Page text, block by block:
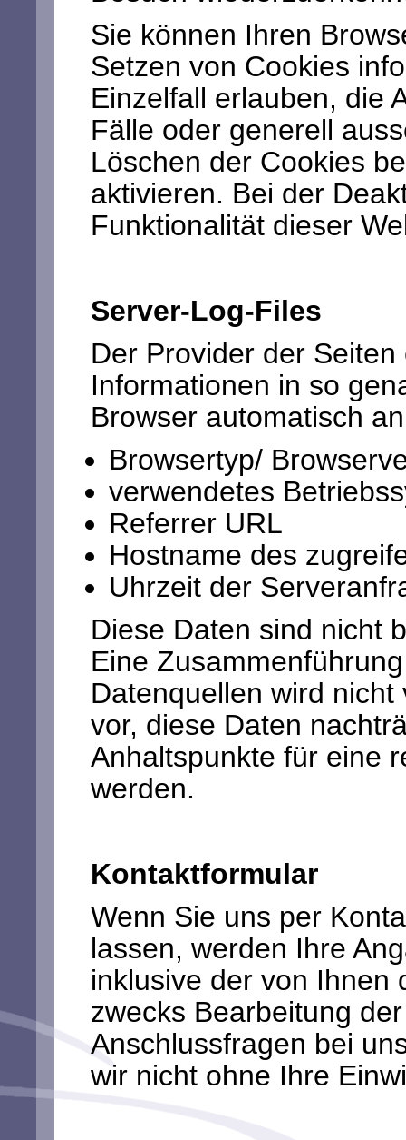
Sie können Ihren
Setzen von Cookies
Einzelfall erlauben, die
Fälle oder generell
Löschen der Cookies
aktivieren. Bei der
Funktionalität dieser
Server-Log-Files
Der Provider der
Informationen in so
Browser automatisch
Browsertyp/
verwendetes
Referrer URL
Hostname des
Uhrzeit der
Diese Daten sind nicht
Eine
Datenquellen wird
vor, diese Daten
Anhaltspunkte für eine
werden.
Kontaktformular
Wenn Sie uns per
lassen, werden Ihre
inklusive der von Ihnen
zwecks Bearbeitung
Anschlussfragen bei
wir nicht ohne Ihre